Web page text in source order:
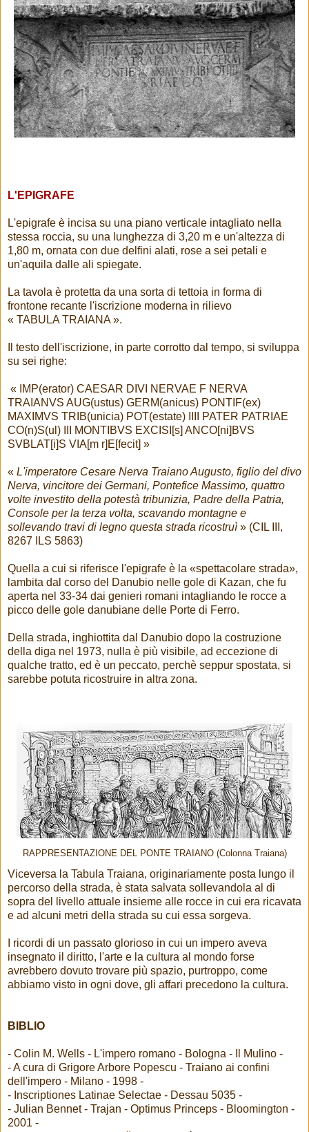
L'EPIGRAFE
L'epigrafe è incisa su una piano verticale intagliato nella
stessa roccia, su una lunghezza di 3,20 m e un'altezza di
1,80 m, ornata con due delfini alati, rose a sei petali e
un'aquila dalle ali spiegate.
La tavola è protetta da una sorta di tettoia in forma di
frontone recante l'iscrizione moderna in rilievo
« TABULA TRAIANA ».
Il testo dell'iscrizione, in parte corrotto dal tempo, si sviluppa
su sei righe:
« IMP(erator) CAESAR DIVI NERVAE F NERVA
TRAIANVS AUG(ustus) GERM(anicus) PONTIF(ex)
MAXIMVS TRIB(unicia) POT(estate) IIII PATER PATRIAE
CO(n)S(ul) III MONTIBVS EXCISI[s] ANCO[ni]BVS
SVBLAT[i]S VIA[m r]E[fecit] »
« L'imperatore Cesare Nerva Traiano Augusto, figlio del divo
Nerva, vincitore dei Germani, Pontefice Massimo, quattro
volte investito della potestà tribunizia, Padre della Patria,
Console per la terza volta, scavando montagne e
sollevando travi di legno questa strada ricostruì » (CIL III,
8267 ILS 5863)
Quella a cui si riferisce l'epigrafe è la «spettacolare strada»,
lambita dal corso del Danubio nelle gole di Kazan, che fu
aperta nel 33-34 dai genieri romani intagliando le rocce a
picco delle gole danubiane delle Porte di Ferro.
Della strada, inghiottita dal Danubio dopo la costruzione
della diga nel 1973, nulla è più visibile, ad eccezione di
qualche tratto, ed è un peccato, perchè seppur spostata, si
sarebbe potuta ricostruire in altra zona.
RAPPRESENTAZIONE DEL PONTE TRAIANO (Colonna Traiana)
Viceversa la Tabula Traiana, originariamente posta lungo il
percorso della strada, è stata salvata sollevandola al di
sopra del livello attuale insieme alle rocce in cui era ricavata
e ad alcuni metri della strada su cui essa sorgeva.
I ricordi di un passato glorioso in cui un impero aveva
insegnato il diritto, l'arte e la cultura al mondo forse
avrebbero dovuto trovare più spazio, purtroppo, come
abbiamo visto in ogni dove, gli affari precedono la cultura.
BIBLIO
- Colin M. Wells - L'impero romano - Bologna - Il Mulino -
- A cura di Grigore Arbore Popescu - Traiano ai confini
dell'impero - Milano - 1998 -
- Inscriptiones Latinae Selectae - Dessau 5035 -
- Julian Bennet - Trajan - Optimus Princeps - Bloomington -
2001 -